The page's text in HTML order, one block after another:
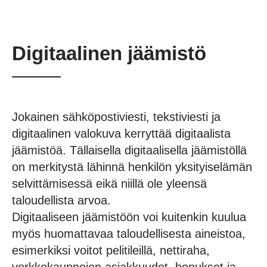
Digitaalinen jäämistö
Jokainen sähköpostiviesti, tekstiviesti ja
digitaalinen valokuva kerryttää digitaalista
jäämistöä. Tällaisella digitaalisella jäämistöllä
on merkitystä lähinnä henkilön yksityiselämän
selvittämisessä eikä niillä ole yleensä
taloudellista arvoa.
Digitaaliseen jäämistöön voi kuitenkin kuulua
myös huomattavaa taloudellisesta aineistoa,
esimerkiksi voitot pelitileillä, nettiraha,